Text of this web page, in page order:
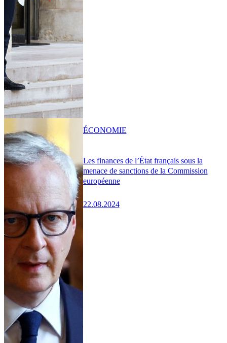
Les finances de l’État français sous la
menace de sanctions de la Commission
européenne
22.08.2024
ÉCONOMIE